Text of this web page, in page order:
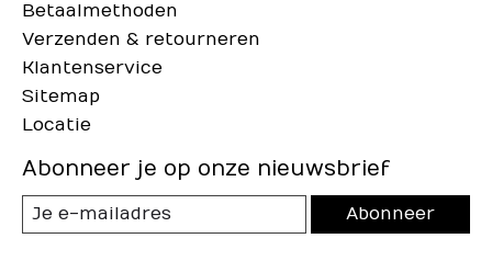
Betaalmethoden
Verzenden & retourneren
Klantenservice
Sitemap
Locatie
Abonneer je op onze nieuwsbrief
Abonneer